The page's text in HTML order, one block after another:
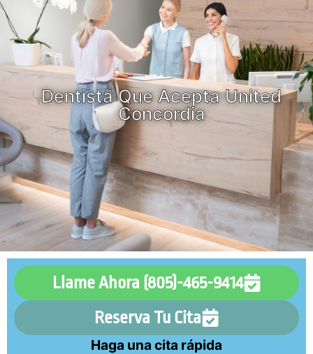
Dentista Que Acepta United
Concordia
Llame Ahora (805)-465-9414
Reserva Tu Cita
Haga una cita rápida